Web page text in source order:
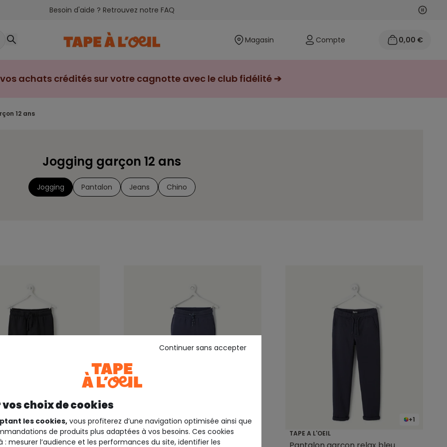
Besoin d'aide ? Retrouvez notre FAQ
Magasin Compte 0,00 €
achats crédités sur votre cagnotte avec le club fidélité ➔
12 ans
Jogging garçon 12 ans
Jogging Pantalon Jeans Chino
TAPE A L'OEIL
+1
TAPE A L'OEIL
vos choix de cookies
les cookies, vous profiterez d’une navigation optimisée ainsi que
de produits plus adaptées à vos besoins. Ces cookies
: mesurer l’audience et les performances du site, identifier les
Continuer sans accepter